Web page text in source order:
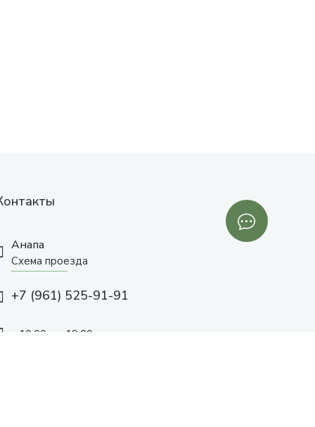
Анапа
Схема проезда
+7 (961) 525-91-91
с 10:00 до 19:00